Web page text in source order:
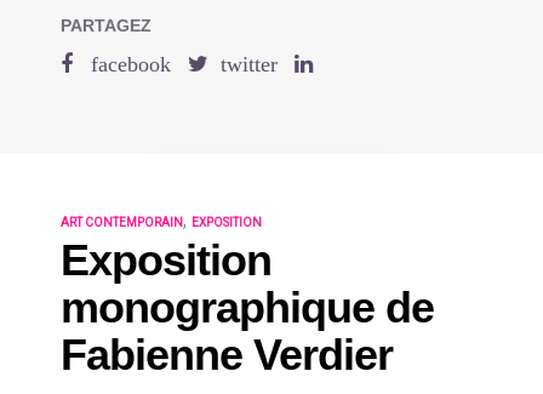
PARTAGEZ
ART CONTEMPORAIN , EXPOSITION
Exposition
monographique de
Fabienne Verdier